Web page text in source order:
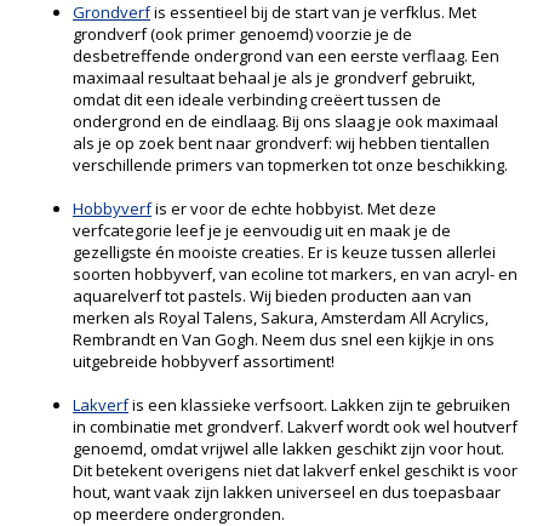
Grondverfis essentieel bij de start van je verfklus. Met
grondverf (ook primer genoemd) voorzie je de
desbetreffende ondergrond van een eerste verflaag. Een
maximaal resultaat behaal je als je grondverf gebruikt,
omdat dit een ideale verbinding creëert tussen de
ondergrond en de eindlaag. Bij ons slaag je ook maximaal
als je op zoek bent naar grondverf: wij hebben tientallen
verschillende primers van topmerken tot onze beschikking.
Hobbyverfis er voor de echte hobbyist. Met deze
verfcategorie leef je je eenvoudig uit en maak je de
gezelligste én mooiste creaties. Er is keuze tussen allerlei
soorten hobbyverf, van ecoline tot markers, en van acryl- en
aquarelverf tot pastels. Wij bieden producten aan van
merken als Royal Talens, Sakura, Amsterdam All Acrylics,
Rembrandt en Van Gogh. Neem dus snel een kijkje in ons
uitgebreide hobbyverf assortiment!
Lakverfis een klassieke verfsoort. Lakken zijn te gebruiken
in combinatie met grondverf. Lakverf wordt ook wel houtverf
genoemd, omdat vrijwel alle lakken geschikt zijn voor hout.
Dit betekent overigens niet dat lakverf enkel geschikt is voor
hout, want vaak zijn lakken universeel en dus toepasbaar
op meerdere ondergronden.